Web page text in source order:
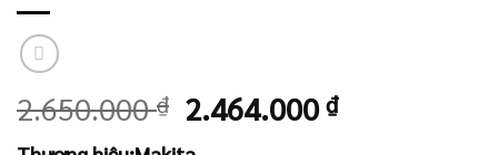
2.650.000₫ Giá
2.464.000₫Giá